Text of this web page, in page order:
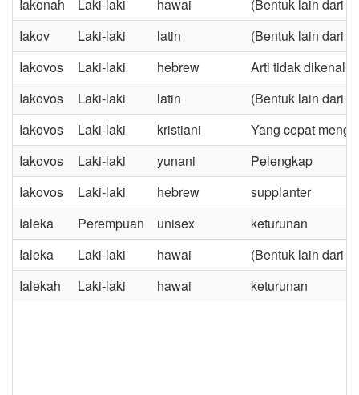
Iakonah
Laki-laki hawai
(Bentuk lain dari
Iakov
Laki-laki latin
(Bentuk lain dari
Iakovos
Laki-laki hebrew
Arti tidak dikenal
Iakovos
Laki-laki latin
(Bentuk lain dari
Iakovos
Laki-laki kristiani
Yang cepat
Iakovos
Laki-laki yunani
Pelengkap
Iakovos
Laki-laki hebrew
supplanter
Ialeka
Perempuan unisex
keturunan
Ialeka
Laki-laki hawai
(Bentuk lain dari
Ialekah
Laki-laki hawai keturunan